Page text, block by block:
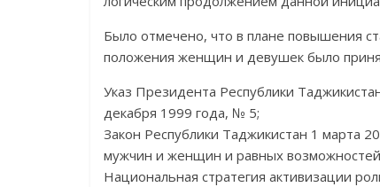
Было отмечено, что в плане повышения
положения женщин и девушек было
Указ Президента Республики
декабря 1999 года, № 5;
Закон Республики Таджикистан 1 марта
мужчин и женщин и равных
Национальная стратегия активизации